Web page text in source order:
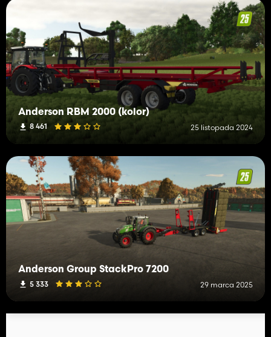
Anderson RBM 2000 (kolor)
8 461 25 listopada 2024
Anderson Group StackPro 7200
5 333 29 marca 2025